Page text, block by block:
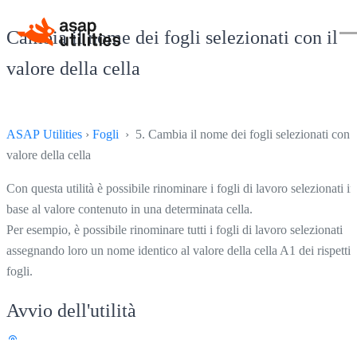
Cambia il nome dei fogli selezionati con il
valore della cella
ASAP Utilities › Fogli › 5. Cambia il nome dei fogli selezionati con
valore della cella
Con questa utilità è possibile rinominare i fogli di lavoro selezionati in
base al valore contenuto in una determinata cella.
Per esempio, è possibile rinominare tutti i fogli di lavoro selezionati
assegnando loro un nome identico al valore della cella A1 dei
fogli.
Avvio dell'utilità